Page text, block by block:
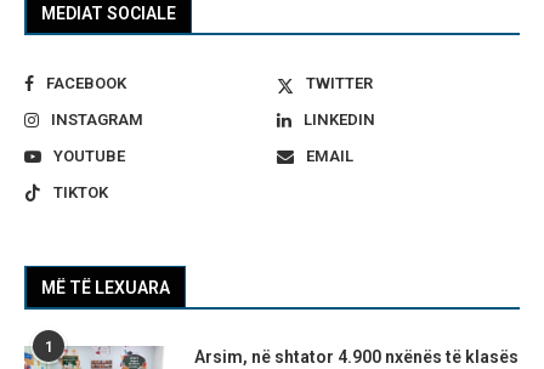
MEDIAT SOCIALE
FACEBOOK
TWITTER
INSTAGRAM
LINKEDIN
YOUTUBE
EMAIL
TIKTOK
MË TË LEXUARA
1
Arsim, në shtator 4.900 nxënës të klasës